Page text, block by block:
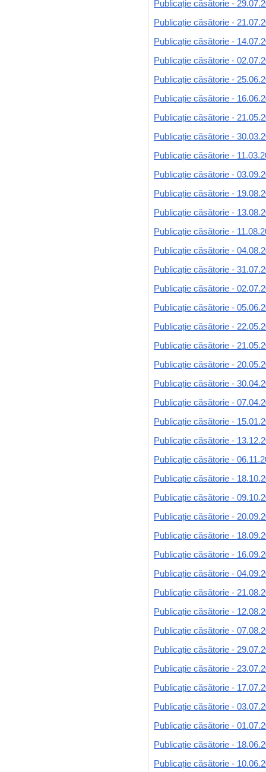
Publicație căsătorie -
Publicație căsătorie -
Publicație căsătorie -
Publicație căsătorie -
Publicație căsătorie -
Publicație căsătorie -
Publicație căsătorie -
Publicație căsătorie -
Publicație căsătorie -
Publicație căsătorie -
Publicație căsătorie -
Publicație căsătorie -
Publicație căsătorie -
Publicație căsătorie -
Publicație căsătorie -
Publicație căsătorie -
Publicație căsătorie -
Publicație căsătorie -
Publicație căsătorie -
Publicație căsătorie -
Publicație căsătorie -
Publicație căsătorie -
Publicație căsătorie -
Publicație căsătorie -
Publicație căsătorie -
Publicație căsătorie -
Publicație căsătorie -
Publicație căsătorie -
Publicație căsătorie -
Publicație căsătorie -
Publicație căsătorie -
Publicație căsătorie -
Publicație căsătorie -
Publicație căsătorie -
Publicație căsătorie -
Publicație căsătorie -
Publicație căsătorie -
Publicație căsătorie -
Publicație căsătorie -
Publicație căsătorie -
Publicație căsătorie -